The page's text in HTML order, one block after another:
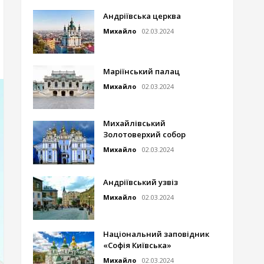
Андріївська церква
Михайло 02.03.2024
Маріїнський палац
Михайло 02.03.2024
Михайлівський
Золотоверхий собор
Михайло 02.03.2024
Андріївський узвіз
Михайло 02.03.2024
Національний заповідник
«Софія Київська»
Михайло 02.03.2024